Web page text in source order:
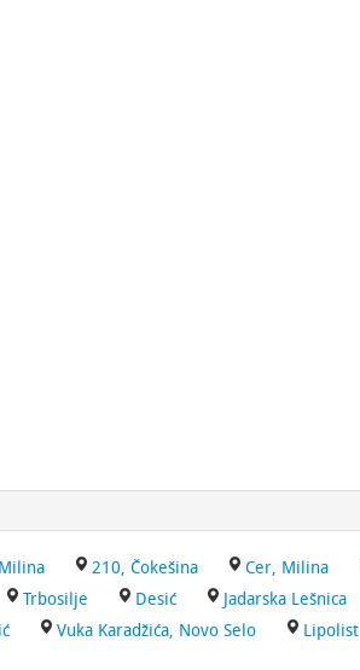
Milina 210, Čokešina Cer, Milina
Trbosilje Desić Jadarska Lešnica
Vuka Karadžića, Novo Selo Lipolist